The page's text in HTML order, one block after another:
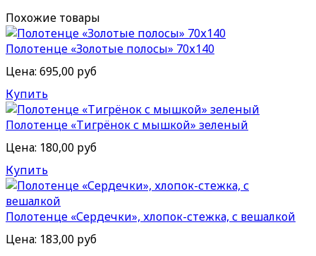
Похожие товары
Полотенце «Золотые полосы» 70х140
Цена: 695,00 руб
Купить
Полотенце «Тигрёнок с мышкой» зеленый
Цена: 180,00 руб
Купить
Полотенце «Сердечки», хлопок-стежка, с вешалкой
Цена: 183,00 руб